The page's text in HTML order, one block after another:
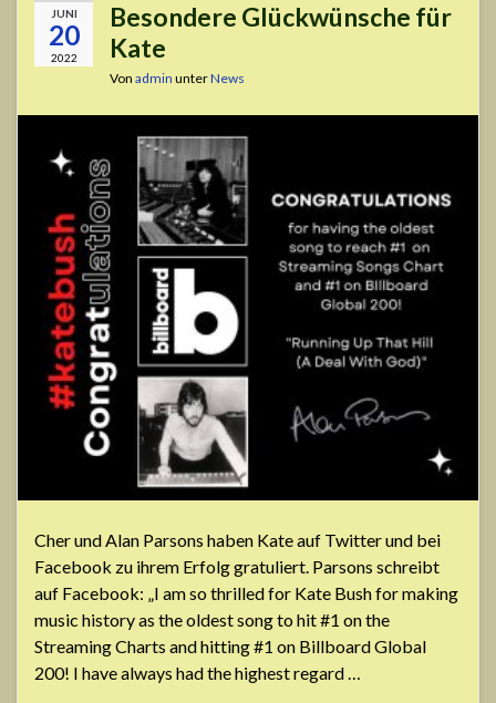
JUNI
20
2022
Besondere Glückwünsche für
Kate
Von admin unterNews
Cher und Alan Parsons haben Kate auf Twitter und bei
Facebook zu ihrem Erfolg gratuliert. Parsons schreibt
auf Facebook: „I am so thrilled for Kate Bush for making
music history as the oldest song to hit #1 on the
Streaming Charts and hitting #1 on Billboard Global
200! I have always had the highest regard …